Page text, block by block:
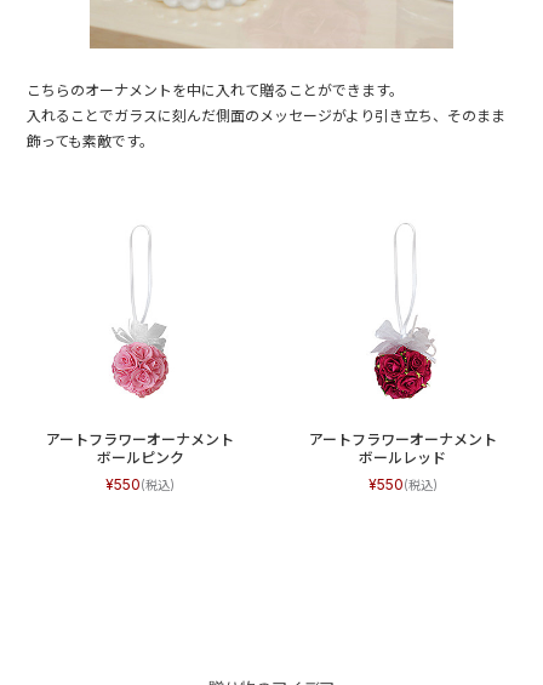
こちらのオーナメントを中に入れて贈ることができます。
入れることでガラスに刻んだ側面のメッセージがより引き立ち、そのまま
飾っても素敵です。
アートフラワーオーナメント
ボールピンク
550
アートフラワーオーナメント
ボールレッド
550